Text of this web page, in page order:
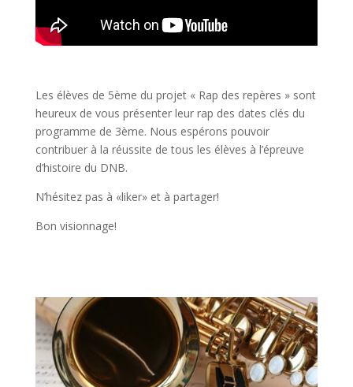
Les élèves de 5ème du projet « Rap des repères » sont
heureux de vous présenter leur rap des dates clés du
programme de 3ème. Nous espérons pouvoir
contribuer à la réussite de tous les élèves à l’épreuve
d’histoire du DNB.
N’hésitez pas à «liker» et à partager!
Bon visionnage!